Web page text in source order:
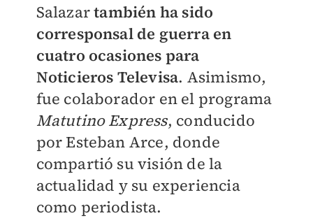
Salazartambién ha sido
corresponsal de guerra en
cuatro ocasiones para
Noticieros Televisa. Asimismo,
fue colaborador en el programa
Matutino Express, conducido
por Esteban Arce, donde
compartió su visión de la
actualidad y su experiencia
como periodista.